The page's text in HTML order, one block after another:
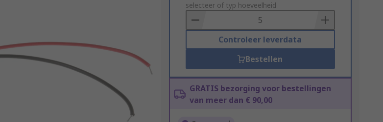
to
Basket
selecteer of typ hoeveelheid
Controleer leverdata
Bestellen
GRATIS bezorging voor bestellingen
van meer dan € 90,00